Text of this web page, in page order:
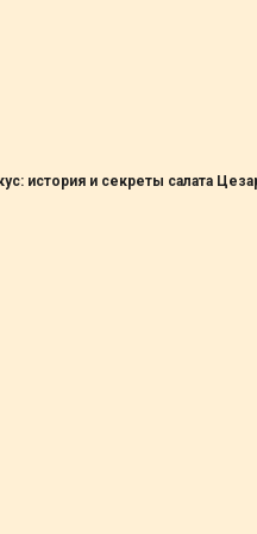
история и секреты салата